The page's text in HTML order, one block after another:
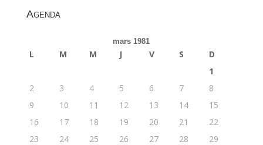
Agenda
mars 1981
L M M J V S
D
1
2
3 4 5 6 7
8
9
10 11 12 13 14
15
16
17 18 19 20 21
22
23
24 25 26 27 28
29